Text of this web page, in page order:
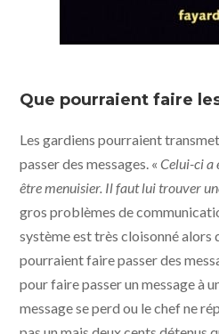
Que pourraient faire
Les gardiens pourraient
passer des messages. «Celui-ci a
être menuisier. Il faut lui trouver
gros problèmes de
système est très cloisonné alors
pourraient faire passer des
pour faire passer un message à
message se perd ou le chef ne